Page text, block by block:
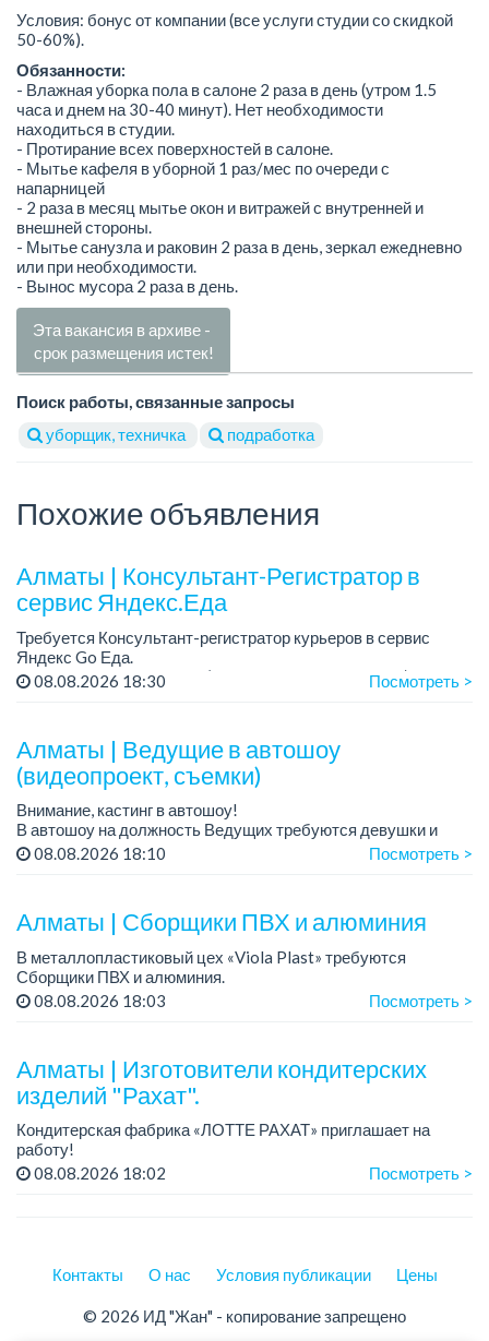
Условия: бонус от компании (все услуги студии со скидкой
50-60%).
Обязанности:
- Влажная уборка пола в салоне 2 раза в день (утром 1.5
часа и днем на 30-40 минут). Нет необходимости
находиться в студии.
- Протирание всех поверхностей в салоне.
- Мытье кафеля в уборной 1 раз/мес по очереди с
напарницей
- 2 раза в месяц мытье окон и витражей с внутренней и
внешней стороны.
- Мытье санузла и раковин 2 раза в день, зеркал ежедневно
или при необходимости.
- Вынос мусора 2 раза в день.
Эта вакансия в архиве -
срок размещения истек!
Поиск работы, связанные запросы
уборщик, техничка
подработка
Похожие объявления
Алматы | Консультант-Регистратор в
сервис Яндекс.Еда
Требуется Консультант-регистратор курьеров в сервис
Яндекс Go Еда.
Условия: работа в офисе (Абылай хана - Макатаева).
08.08.2026 18:30 Посмотреть >
Алматы | Ведущие в автошоу
(видеопроект, съемки)
Внимание, кастинг в автошоу!
В автошоу на должность Ведущих требуются девушки и
парни. А также авто эксперты и авто перекупы.
08.08.2026 18:10 Посмотреть >
Алматы | Сборщики ПВХ и алюминия
В металлопластиковый цех «Viola Plast» требуются
Сборщики ПВХ и алюминия.
График работы: 5/2, с 08.00 до 17.00.
08.08.2026 18:03 Посмотреть >
Алматы | Изготовители кондитерских
изделий "Рахат".
Кондитерская фабрика «ЛОТТЕ РАХАТ» приглашает на
работу!
График работы: сменный.
08.08.2026 18:02 Посмотреть >
Контакты О нас Условия публикации Цены
© 2026 ИД "Жан" - копирование запрещено